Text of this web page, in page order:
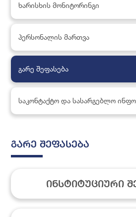
ხარისხის მონიტორინგი
პერსონალის მართვა
გარე შეფასება
საკონტაქტო და სასარგებლო
გარე შეფასება
ინსტიტუციური